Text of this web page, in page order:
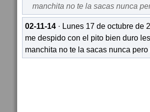
manchita no te la sacas nunca
02-11-14 · Lunes 17 de octubre de
me despido con el pito bien duro
manchita no te la sacas nunca